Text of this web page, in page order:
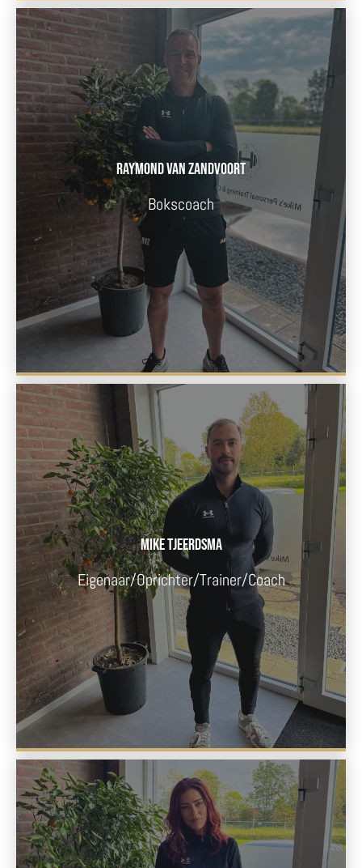
Raymond van Zandvoort
Bokscoach
Mike Tjeerdsma
Eigenaar/oprichter/trainer/coach